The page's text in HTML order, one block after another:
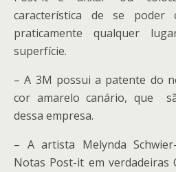
característica de se
praticamente qualquer
superfície.
– A 3M possui a patente do
cor amarelo canário, que
dessa empresa.
– A artista Melynda
Notas Post-it em verdadeiras